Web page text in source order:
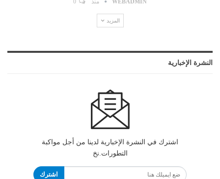
WEBADMIN منذ
المزيد
النشرة الإخبارية
اشترك في النشرة الإخبارية لدينا من أجل مواكبة
التطورات.نخ
اشترك